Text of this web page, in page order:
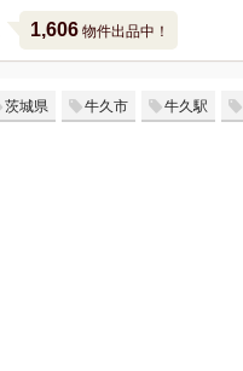
1,606物件出品中！
茨城県 牛久市 牛久駅